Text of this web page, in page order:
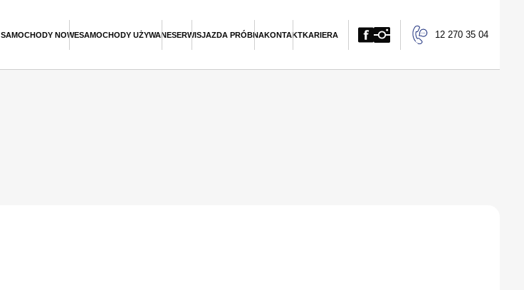
SAMOCHODY NOWESAMOCHODY UŻYWANESERWISJAZDA PRÓBNAKONTAKTKARIERA 12 270 35 04